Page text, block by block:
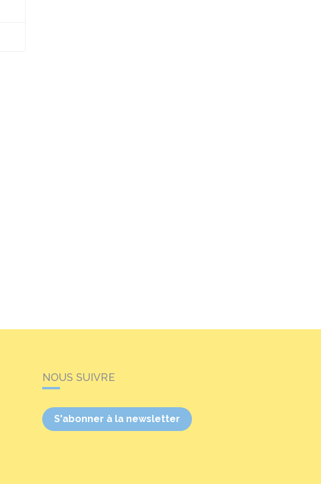
NOUS SUIVRE
S'abonner à la newsletter